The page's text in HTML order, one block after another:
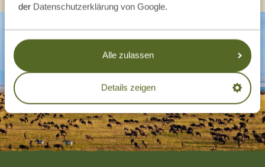
der Datenschutzerklärung von Google.
Alle zulassen
Details zeigen
Footer